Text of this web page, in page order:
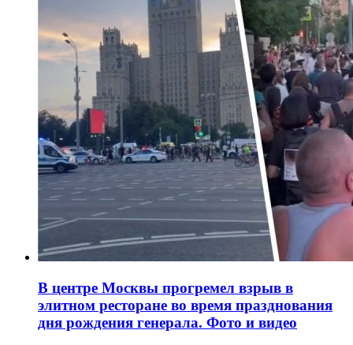
В центре Москвы прогремел взрыв в
элитном ресторане во время празднования
дня рождения генерала. Фото и видео